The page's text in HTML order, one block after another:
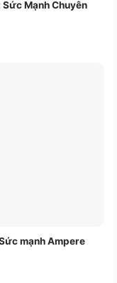
Mạnh Chuyên
mạnh Ampere